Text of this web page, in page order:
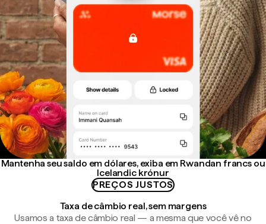
Mantenha seu saldo em dólares, exiba em Rwandan francs ou
Icelandic krónur
PREÇOS JUSTOS
Taxa de câmbio real, sem margens
Usamos a taxa de câmbio real — a mesma que você vê no